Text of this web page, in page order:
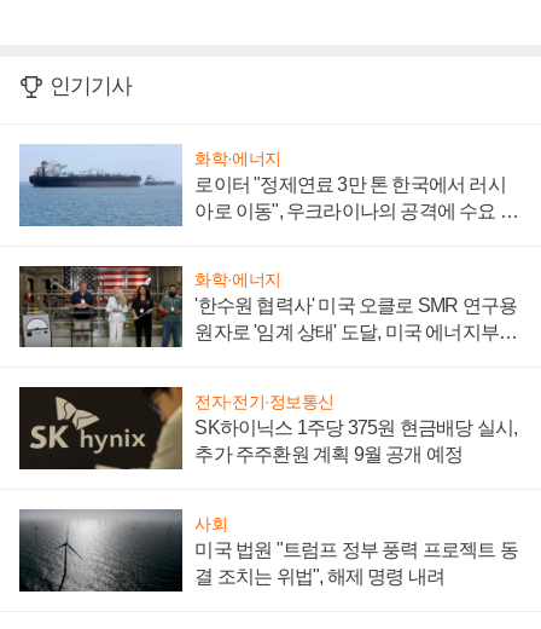
인기기사
화학·에너지
로이터 "정제연료 3만 톤 한국에서 러시
아로 이동", 우크라이나의 공격에 수요 늘
화학·에너지
'한수원 협력사' 미국 오클로 SMR 연구용
원자로 '임계 상태' 도달, 미국 에너지부
전자·전기·정보통신
SK하이닉스 1주당 375원 현금배당 실시,
추가 주주환원 계획 9월 공개 예정
사회
미국 법원 "트럼프 정부 풍력 프로젝트 동
결 조치는 위법", 해제 명령 내려